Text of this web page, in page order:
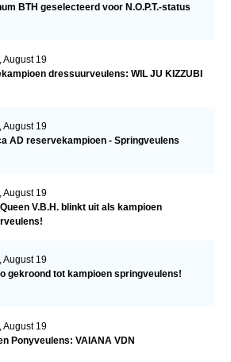
BTH geselecteerd voor N.O.P.T.-status
August 19
dressuurveulens: WIL JU KIZZUBI
August 19
AD reservekampioen - Springveulens
August 19
V.B.H. blinkt uit als kampioen
August 19
gekroond tot kampioen springveulens!
August 19
Ponyveulens: VAIANA VDN